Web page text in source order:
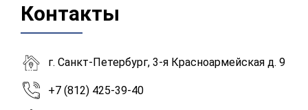
Контакты
г. Санкт-Петербург, 3-я Красноармейская д. 9
+7 (812) 425-39-40